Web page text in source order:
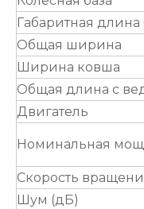
Габаритная длина
Общая ширина
Ширина ковша
Общая длина с
Двигатель
Номинальная
Скорость
Шум (дБ)